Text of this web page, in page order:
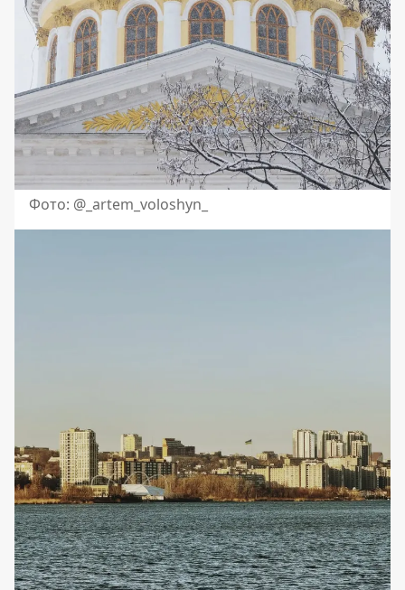
Фото: @_artem_voloshyn_